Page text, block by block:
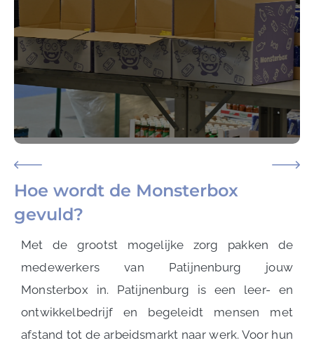
Hoe wordt de Monsterbox
gevuld?
Met de grootst mogelijke zorg pakken de
medewerkers van Patijnenburg jouw
Monsterbox in. Patijnenburg is een leer- en
ontwikkelbedrijf en begeleidt mensen met
afstand tot de arbeidsmarkt naar werk. Voor hun